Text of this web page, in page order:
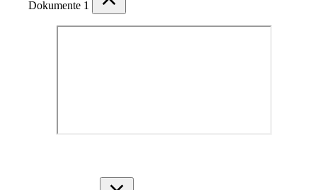
Dokumente 1